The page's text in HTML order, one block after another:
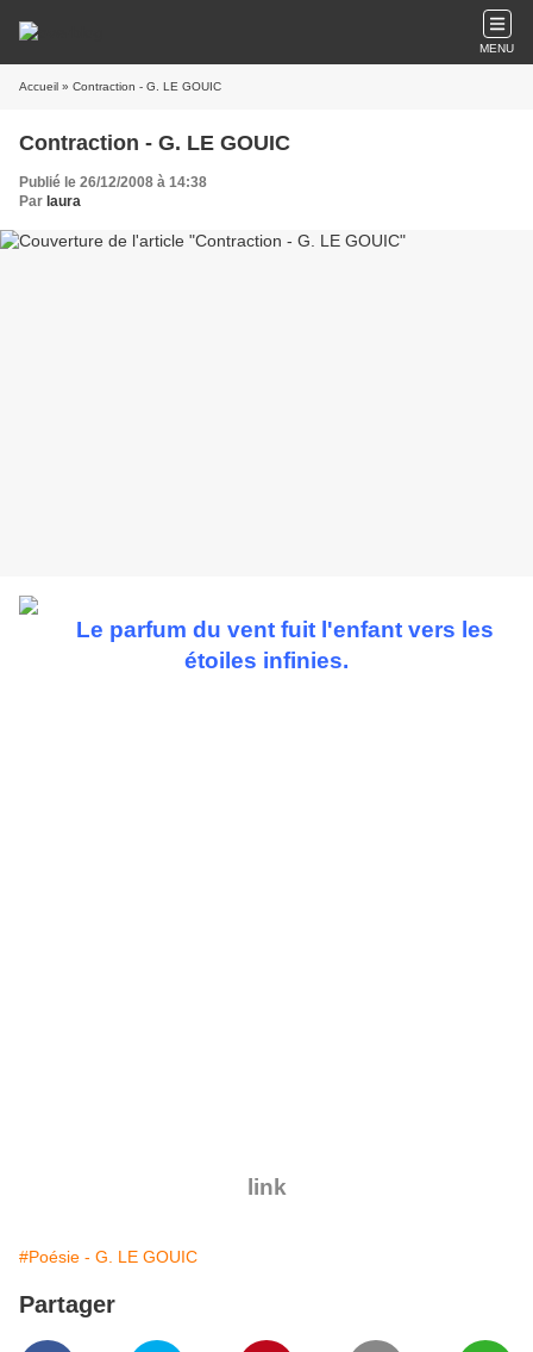
MENU
Accueil » Contraction - G. LE GOUIC
Contraction - G. LE GOUIC
Publié le 26/12/2008 à 14:38
Par laura
Le parfum du vent fuit l'enfant vers les
étoiles infinies.
link
#Poésie - G. LE GOUIC
Partager